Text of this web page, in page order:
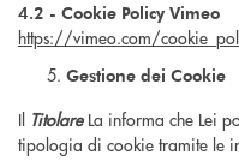
4.2 - Cookie Policy Vimeo
https://vimeo.com/
Gestione dei Cookie
Il TitolareLa informa che Lei
tipologia di cookie tramite le